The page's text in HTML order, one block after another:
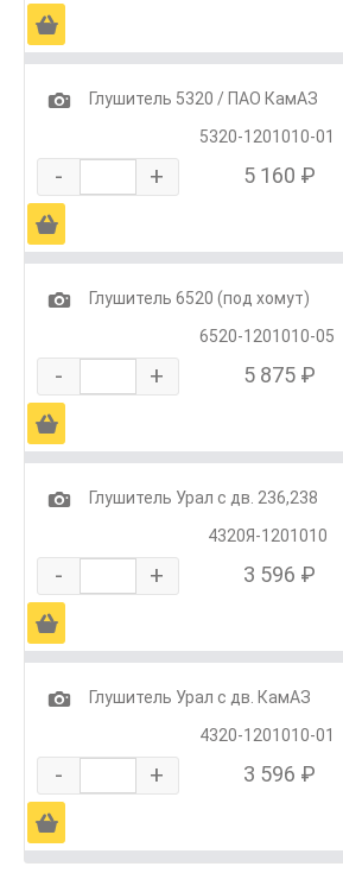
Ä
1
Глушитель 5320 / ПАО КамАЗ
5320-1201010-01
- + 5 160 ₽
Ä
1
Глушитель 6520 (под хомут)
6520-1201010-05
- + 5 875 ₽
Ä
1
Глушитель Урал с дв. 236,238
4320Я-1201010
- + 3 596 ₽
Ä
1
Глушитель Урал с дв. КамАЗ
4320-1201010-01
- + 3 596 ₽
Ä